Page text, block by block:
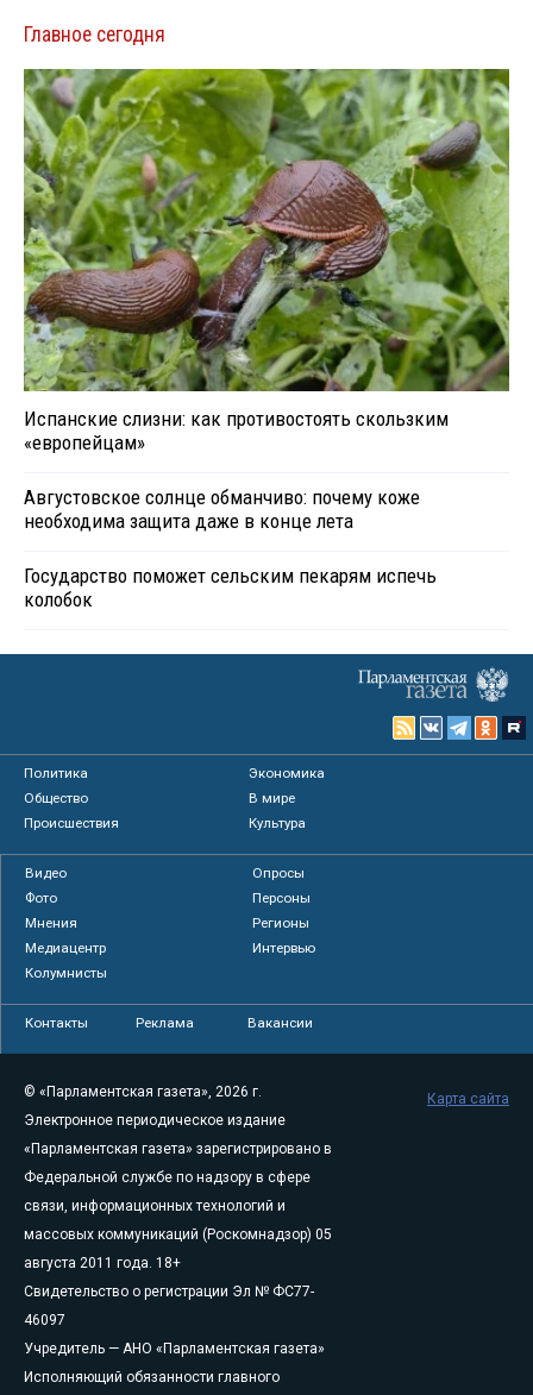
Главное сегодня
Испанские слизни: как противостоять скользким
«европейцам»
Августовское солнце обманчиво: почему коже
необходима защита даже в конце лета
Государство поможет сельским пекарям испечь
колобок
Политика
Экономика
Общество
В мире
Происшествия
Культура
Видео
Опросы
Фото
Персоны
Мнения
Регионы
Медиацентр
Интервью
Колумнисты
Контакты Реклама Вакансии
© «Парламентская газета», 2026 г.
Электронное периодическое издание
«Парламентская газета» зарегистрировано в
Федеральной службе по надзору в сфере
связи, информационных технологий и
массовых коммуникаций (Роскомнадзор) 05
августа 2011 года. 18+
Свидетельство о регистрации Эл № ФС77-
46097
Учредитель — АНО «Парламентская газета»
Исполняющий обязанности главного
Карта сайта